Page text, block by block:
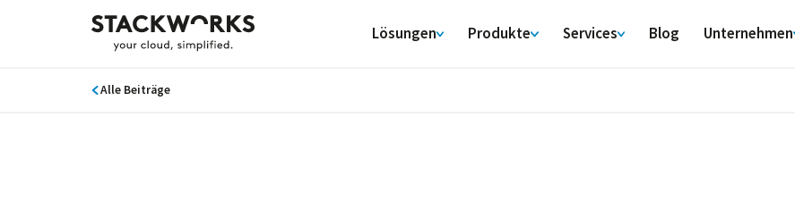
Lösungen Produkte Services Blog Unternehmen
Alle Beiträge